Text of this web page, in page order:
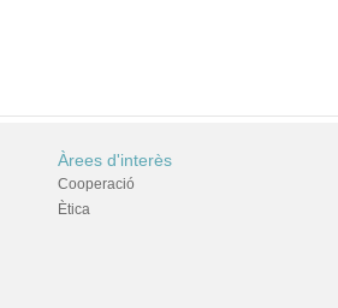
Àrees d'interès
Cooperació
Ètica